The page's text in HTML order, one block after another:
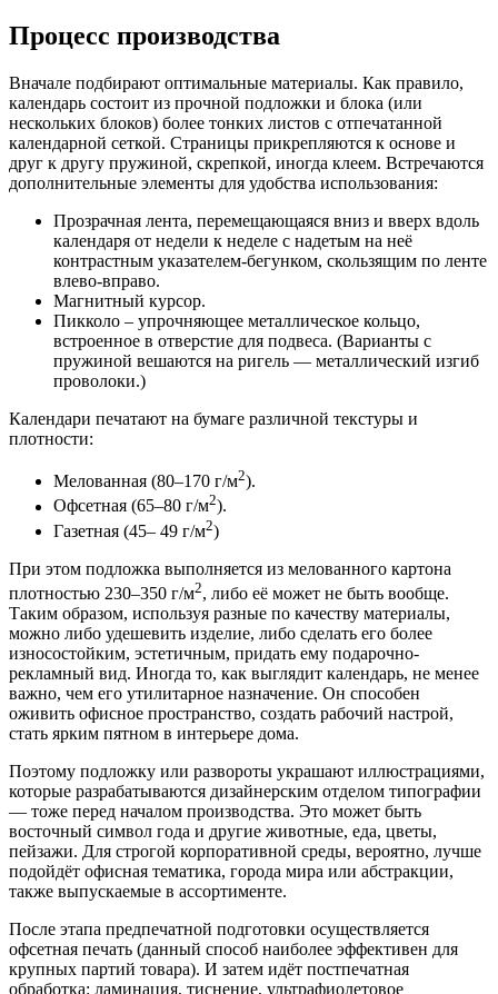
Процесс производства
Вначале подбирают оптимальные материалы. Как правило,
календарь состоит из прочной подложки и блока (или
нескольких блоков) более тонких листов с отпечатанной
календарной сеткой. Страницы прикрепляются к основе и
друг к другу пружиной, скрепкой, иногда клеем. Встречаются
дополнительные элементы для удобства использования:
Прозрачная лента, перемещающаяся вниз и вверх вдоль
календаря от недели к неделе с надетым на неё
контрастным указателем-бегунком, скользящим по ленте
влево-вправо.
Магнитный курсор.
Пикколо – упрочняющее металлическое кольцо,
встроенное в отверстие для подвеса. (Варианты с
пружиной вешаются на ригель ― металлический изгиб
проволоки.)
Календари печатают на бумаге различной текстуры и
плотности:
Мелованная (80–170 г/м2).
Офсетная (65–80 г/м2).
Газетная (45– 49 г/м2)
При этом подложка выполняется из мелованного картона
плотностью 230–350 г/м2, либо её может не быть вообще.
Таким образом, используя разные по качеству материалы,
можно либо удешевить изделие, либо сделать его более
износостойким, эстетичным, придать ему подарочно-
рекламный вид. Иногда то, как выглядит календарь, не менее
важно, чем его утилитарное назначение. Он способен
оживить офисное пространство, создать рабочий настрой,
стать ярким пятном в интерьере дома.
Поэтому подложку или развороты украшают иллюстрациями,
которые разрабатываются дизайнерским отделом типографии
― тоже перед началом производства. Это может быть
восточный символ года и другие животные, еда, цветы,
пейзажи. Для строгой корпоративной среды, вероятно, лучше
подойдёт офисная тематика, города мира или абстракции,
также выпускаемые в ассортименте.
После этапа предпечатной подготовки осуществляется
офсетная печать (данный способ наиболее эффективен для
крупных партий товара). И затем идёт постпечатная
обработка: ламинация, тиснение, ультрафиолетовое